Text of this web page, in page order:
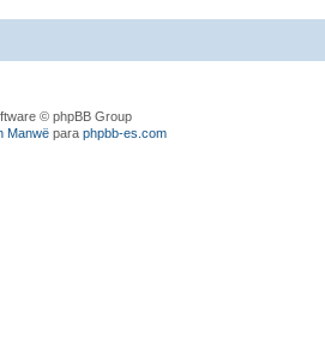
© phpBB Group
Manwë para phpbb-es.com